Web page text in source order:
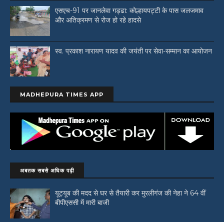
एसएच-91 पर जानलेवा गड्ढा: कोल्हायपट्टी के पास जलजमाव
और अतिक्रमण से रोज हो रहे हादसे
स्व. प्रकाश नारायण यादव की जयंती पर सेवा-सम्मान का आयोजन
MADHEPURA TIMES APP
अबतक सबसे अधिक पढ़ी
यूट्यूब की मदद से घर से तैयारी कर मुरलीगंज की नेहा ने 64 वीं
बीपीएससी में मारी बाजी